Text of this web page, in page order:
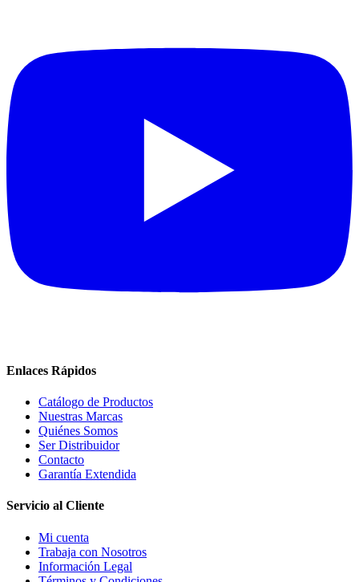
Enlaces Rápidos
Catálogo de Productos
Nuestras Marcas
Quiénes Somos
Ser Distribuidor
Contacto
Garantía Extendida
Servicio al Cliente
Mi cuenta
Trabaja con Nosotros
Información Legal